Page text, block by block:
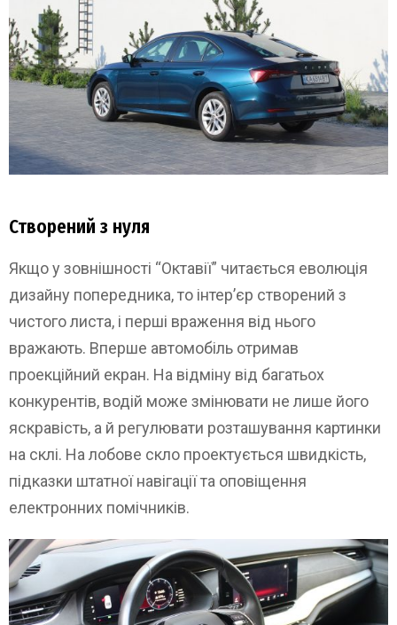
Створений з нуля
Якщо у зовнішності “Октавії” читається еволюція
дизайну попередника, то інтер’єр створений з
чистого листа, і перші враження від нього
вражають. Вперше автомобіль отримав
проекційний екран. На відміну від багатьох
конкурентів, водій може змінювати не лише його
яскравість, а й регулювати розташування картинки
на склі. На лобове скло проектується швидкість,
підказки штатної навігації та оповіщення
електронних помічників.